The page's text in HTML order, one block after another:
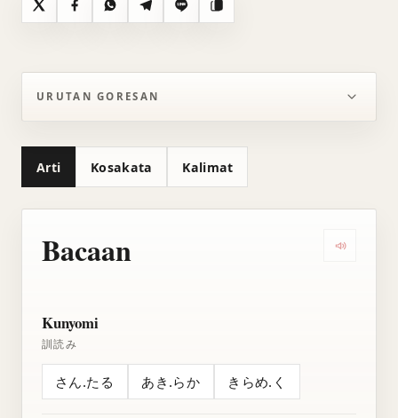
X FacebookWhatsAppTelegramLine Salin
URUTAN GORESAN
Arti Kosakata Kalimat
Bacaan
Kunyomi
訓読み
さん.たる あき.らか きらめ.く